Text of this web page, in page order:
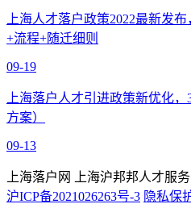
上海人才落户政策2022最新发
+流程+随迁细则
09-19
上海落户人才引进政策新优化
方案）
09-13
上海落户网 上海沪邦邦人才服
沪ICP备2021026263号-3 隐私保